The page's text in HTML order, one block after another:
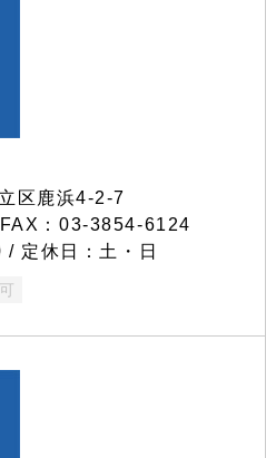
区鹿浜4-2-7
：03-3854-6124
定休日：土・日